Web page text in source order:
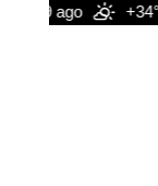
9 ago +34°C